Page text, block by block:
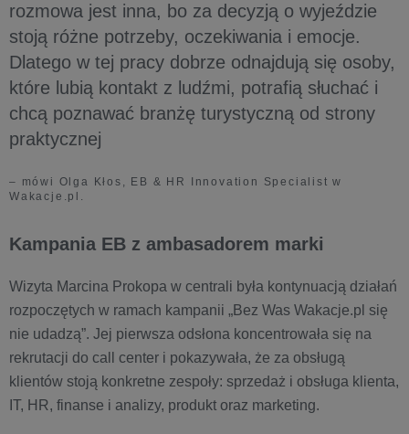
rozmowa jest inna, bo za decyzją o wyjeździe
stoją różne potrzeby, oczekiwania i emocje.
Dlatego w tej pracy dobrze odnajdują się osoby,
które lubią kontakt z ludźmi, potrafią słuchać i
chcą poznawać branżę turystyczną od strony
praktycznej
– mówi Olga Kłos, EB & HR Innovation Specialist w
Wakacje.pl.
Kampania EB z ambasadorem marki
Wizyta Marcina Prokopa w centrali była kontynuacją działań
rozpoczętych w ramach kampanii „Bez Was Wakacje.pl się
nie udadzą”. Jej pierwsza odsłona koncentrowała się na
rekrutacji do call center i pokazywała, że za obsługą
klientów stoją konkretne zespoły: sprzedaż i obsługa klienta,
IT, HR, finanse i analizy, produkt oraz marketing.